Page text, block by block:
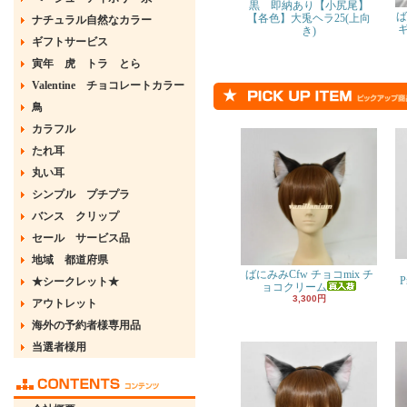
ナチュラル自然なカラー
ギフトサービス
寅年 虎 トラ とら
Valentine チョコレートカラー
鳥
カラフル
たれ耳
丸い耳
シンプル プチプラ
バンス クリップ
セール サービス品
地域 都道府県
★シークレット★
アウトレット
海外の予約者様専用品
当選者様用
黒 即納あり【小尻尾】
【各色】大兎ヘラ25(上向
き)
ばにみみCfw チョコmix チ
ョコクリーム
3,300円